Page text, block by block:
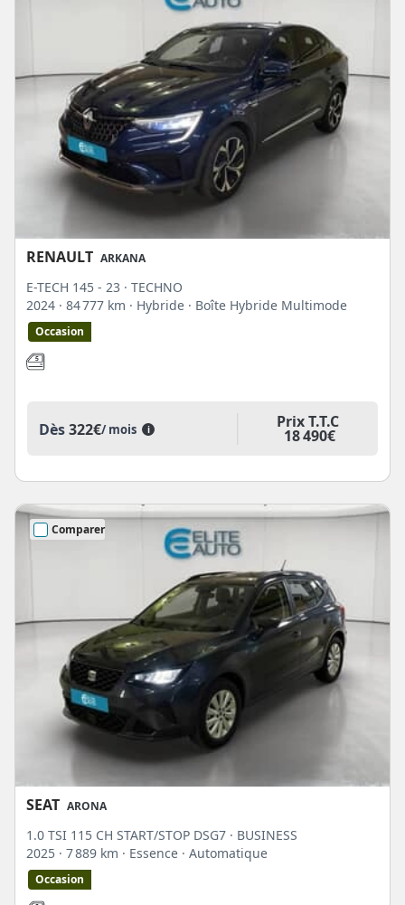
RENAULT ARKANA
E-TECH 145 - 23 · TECHNO
2024 · 84 777 km · Hybride · Boîte Hybride Multimode
Occasion
Dès322€/ mois i Prix T.T.C
18 490€
Comparer
SEAT ARONA
1.0 TSI 115 CH START/STOP DSG7 · BUSINESS
2025 · 7 889 km · Essence · Automatique
Occasion